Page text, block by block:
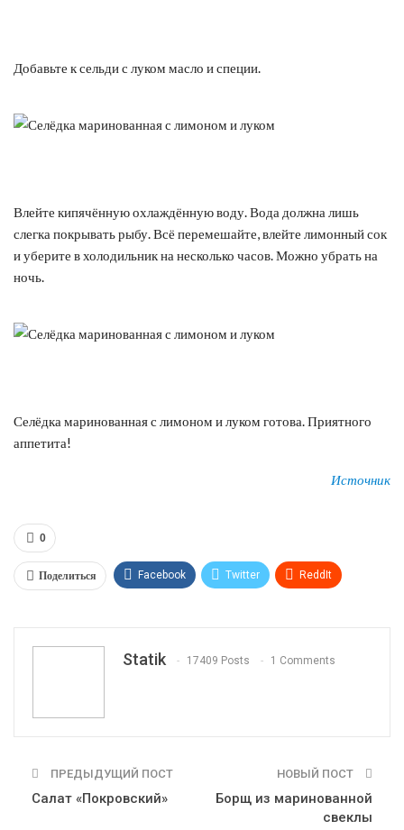
Добавьте к сельди с луком масло и специи.
Влейте кипячённую охлаждённую воду. Вода должна лишь
слегка покрывать рыбу. Всё перемешайте, влейте лимонный сок
и уберите в холодильник на несколько часов. Можно убрать на
ночь.
Селёдка маринованная с лимоном и луком готова. Приятного
аппетита!
Источник
0
Поделиться Facebook Twitter ReddIt
Statik 17409 Posts 1 Comments
ПРЕДЫДУЩИЙ ПОСТ
Салат «Покровский»
НОВЫЙ ПОСТ
Борщ из маринованной
свеклы